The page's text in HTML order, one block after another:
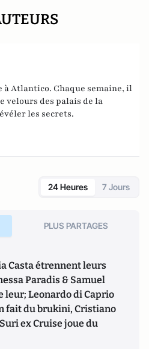
Atlantico. Chaque semaine, il
velours des palais de la
les secrets.
24 Heures 7 Jours
PLUS PARTAGES
Casta étrennent leurs
Paradis & Samuel
Leonardo di Caprio
fait du brukini, Cristiano
ex Cruise joue du